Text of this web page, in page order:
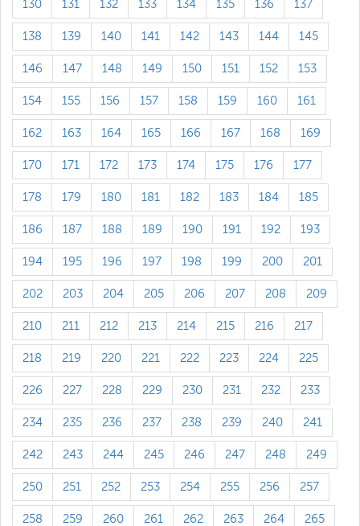
130 131 132 133 134 135 136 137
138 139 140 141 142 143 144 145
146 147 148 149 150 151 152 153
154 155 156 157 158 159 160 161
162 163 164 165 166 167 168 169
170 171 172 173 174 175 176 177
178 179 180 181 182 183 184 185
186 187 188 189 190 191 192 193
194 195 196 197 198 199 200 201
202 203 204 205 206 207 208 209
210 211 212 213 214 215 216 217
218 219 220 221 222 223 224 225
226 227 228 229 230 231 232 233
234 235 236 237 238 239 240 241
242 243 244 245 246 247 248 249
250 251 252 253 254 255 256 257
258 259 260 261 262 263 264 265